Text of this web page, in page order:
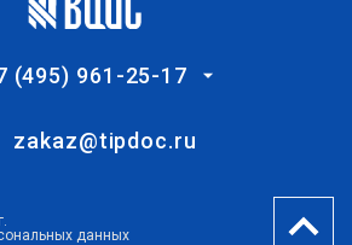
(495) 961-25-17
zakaz@tipdoc.ru
данных